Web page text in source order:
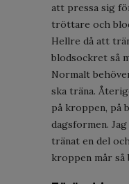
att pressa sig
tröttare och
Hellre då att
blodsockret så
Normalt
ska träna.
på kroppen, på
dagsformen.
tränat en del
kroppen mår så